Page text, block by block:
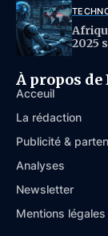
2025
À propos
Acceuil
La rédaction
Publicité &
Analyses
Newsletter
Mentions légales